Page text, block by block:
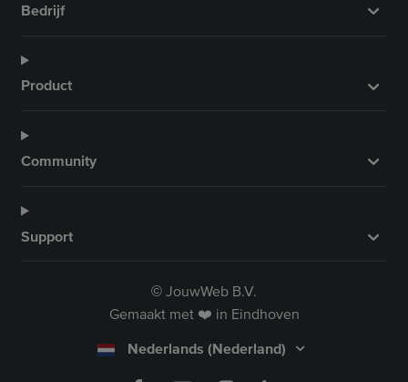
Bedrijf
Product
Community
Support
© JouwWeb B.V.
Gemaakt met ❤️ in Eindhoven
Nederlands (Nederland)